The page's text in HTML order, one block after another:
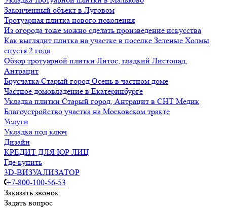
Законченный объект в Луговом
Тротуарная плитка нового поколения
Из огорода тоже можно сделать произведение искусства
Как выглядит плитка на участке в поселке Зеленые Холмы
спустя 2 года
Обзор тротуарной плитки Литос, гладкий Листопад,
Антрацит
Брусчатка Старый город Осень в частном доме
Частное домовладение в Екатеринбурге
Укладка плитки Старый город, Антрацит в СНТ Медик
Благоустройство участка на Московском тракте
Услуги
Укладка под ключ
Дизайн
КРЕДИТ ДЛЯ ЮР ЛИЦ
Где купить
3D-ВИЗУАЛИЗАТОР
+7-800-100-56-53
Заказать звонок
Задать вопрос